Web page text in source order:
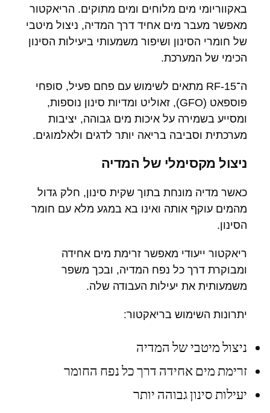
באקווריומי מים מלוחים ומים מתוקים. הריאקטור
מאפשר מעבר מים אחיד דרך המדיה, ניצול מיטבי
של חומרי הסינון ושיפור משמעותי ביעילות הסינון
הכימי של המערכת.
ה־RF-15 מתאים לשימוש עם פחם פעיל, סופחי
פוספאט (GFO), זאוליט ומדיות סינון נוספות,
ומסייע בשמירה על איכות מים גבוהה, יציבות
מערכתית וסביבה בריאה יותר לדגים ולאלמוגים.
ניצול מקסימלי של המדיה
כאשר מדיה מונחת בתוך שקית סינון, חלק גדול
מהמים עוקף אותה ואינו בא במגע מלא עם חומר
הסינון.
ריאקטור ייעודי מאפשר זרימת מים אחידה
ומבוקרת דרך כל נפח המדיה, ובכך משפר
משמעותית את יעילות העבודה שלה.
יתרונות השימוש בריאקטור:
ניצול מיטבי של המדיה
זרימת מים אחידה דרך כל נפח החומר
יעילות סינון גבוהה יותר